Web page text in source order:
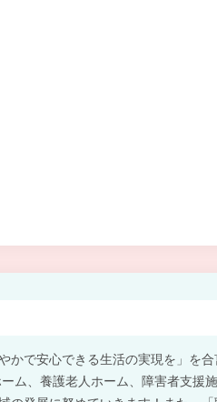
かで安心できる生活の実現を」を合
ム、養護老人ホーム、障害者支援